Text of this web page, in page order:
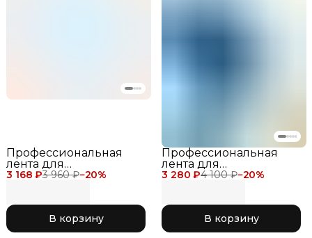
3 168 ₽3 960 ₽−20%
Профессиональная
лента для
художественной
метров для
соревнований 777
Purple
В корзину
3 280 ₽4 100 ₽−20%
Профессиональная
лента для
художественной
метров для
соревнований 731
Aqua Green
В корзину